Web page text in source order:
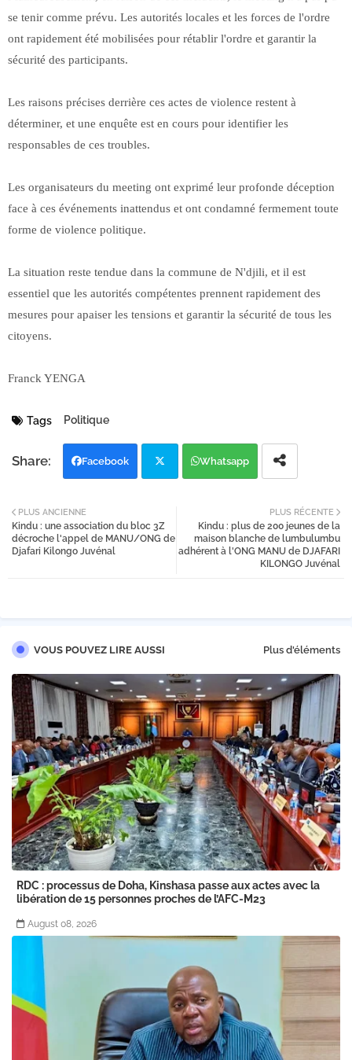
se tenir comme prévu. Les autorités locales et les forces de l'ordre
ont rapidement été mobilisées pour rétablir l'ordre et garantir la
sécurité des participants.
Les raisons précises derrière ces actes de violence restent à
déterminer, et une enquête est en cours pour identifier les
responsables de ces troubles.
Les organisateurs du meeting ont exprimé leur profonde déception
face à ces événements inattendus et ont condamné fermement toute
forme de violence politique.
La situation reste tendue dans la commune de N'djili, et il est
essentiel que les autorités compétentes prennent rapidement des
mesures pour apaiser les tensions et garantir la sécurité de tous les
citoyens.
Franck YENGA
Tags Politique
Facebook
tter
Whatsapp
PLUS RÉCENTE
Kindu : plus de 200 jeunes de la
maison blanche de lumbulumbu
adhérent à l'ONG MANU de DJAFARI
KILONGO Juvénal
PLUS ANCIENNE
Kindu : une association du bloc 3Z
décroche l'appel de MANU/ONG de
Djafari Kilongo Juvénal
VOUS POUVEZ LIRE AUSSI Plus d'éléments
RDC : processus de Doha, Kinshasa passe aux actes avec la
libération de 15 personnes proches de l’AFC-M23
August 08, 2026